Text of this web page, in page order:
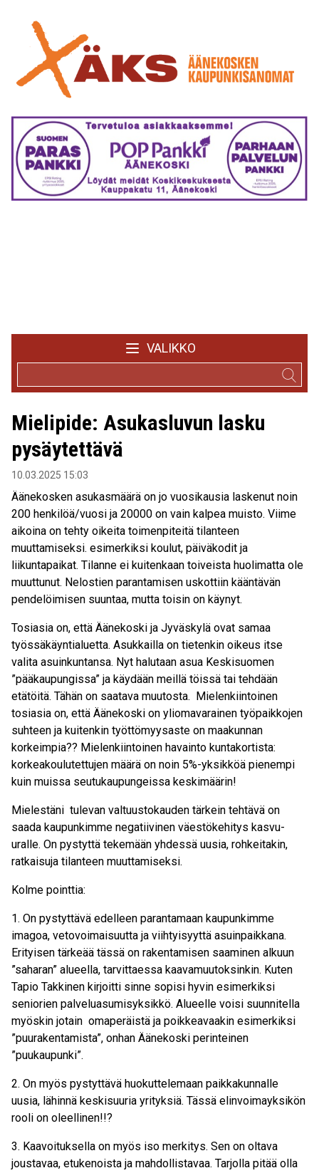
VALIKKO
Mielipide: Asukasluvun lasku
pysäytettävä
10.03.2025 15:03
Äänekosken asukasmäärä on jo vuosikausia laskenut noin
200 henkilöä/vuosi ja 20000 on vain kalpea muisto. Viime
aikoina on tehty oikeita toimenpiteitä tilanteen
muuttamiseksi. esimerkiksi koulut, päiväkodit ja
liikuntapaikat. Tilanne ei kuitenkaan toiveista huolimatta ole
muuttunut. Nelostien parantamisen uskottiin kääntävän
pendelöimisen suuntaa, mutta toisin on käynyt.
Tosiasia on, että Äänekoski ja Jyväskylä ovat samaa
työssäkäyntialuetta. Asukkailla on tietenkin oikeus itse
valita asuinkuntansa. Nyt halutaan asua Keskisuomen
”pääkaupungissa” ja käydään meillä töissä tai tehdään
etätöitä. Tähän on saatava muutosta.
Mielenkiintoinen
tosiasia on, että Äänekoski on yliomavarainen työpaikkojen
suhteen ja kuitenkin työttömyysaste on maakunnan
korkeimpia?? Mielenkiintoinen havainto kuntakortista:
korkeakoulutettujen määrä on noin 5%-yksikköä pienempi
kuin muissa seutukaupungeissa keskimäärin!
Mielestäni tulevan valtuustokauden tärkein tehtävä on
saada kaupunkimme negatiivinen väestökehitys kasvu-
uralle. On pystyttä tekemään yhdessä uusia, rohkeitakin,
ratkaisuja tilanteen muuttamiseksi.
Kolme pointtia:
1. On pystyttävä edelleen parantamaan kaupunkimme
imagoa, vetovoimaisuutta ja viihtyisyyttä asuinpaikkana.
Erityisen tärkeää tässä on rakentamisen saaminen alkuun
”saharan” alueella, tarvittaessa kaavamuutoksinkin. Kuten
Tapio Takkinen kirjoitti sinne sopisi hyvin esimerkiksi
seniorien palveluasumisyksikkö. Alueelle voisi suunnitella
myöskin jotain omaperäistä ja poikkeavaakin esimerkiksi
”puurakentamista”, onhan Äänekoski perinteinen
”puukaupunki”.
2. On myös pystyttävä huokuttelemaan paikkakunnalle
uusia, lähinnä keskisuuria yrityksiä. Tässä elinvoimayksikön
rooli on oleellinen!!?
3. Kaavoituksella on myös iso merkitys. Sen on oltava
joustavaa, etukenoista ja mahdollistavaa. Tarjolla pitää olla